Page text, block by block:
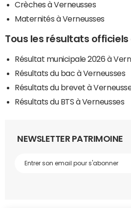
Crèches à Verneusses
Maternités à Verneusses
Tous les résultats officiels
Résultat municipale 2026 à
Résultats du bac à Verneusses
Résultats du brevet à
Résultats du BTS à Verneusses
NEWSLETTER PATRIMOINE